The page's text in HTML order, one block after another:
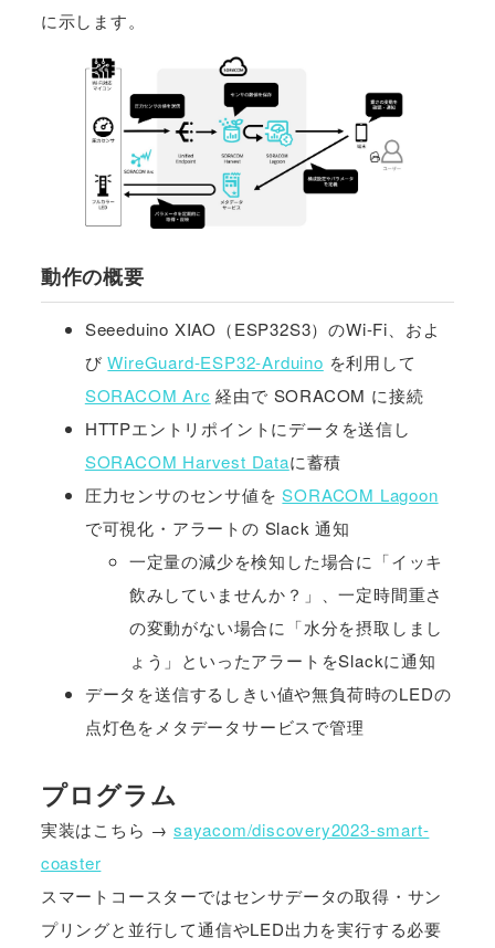
に示します。
動作の概要
Seeeduino XIAO（ESP32S3）のWi-Fi、およ
びWireGuard-ESP32-Arduino を利用して
SORACOM Arc 経由で SORACOM に接続
HTTPエントリポイントにデータを送信し
SORACOM Harvest Dataに蓄積
圧力センサのセンサ値をSORACOM Lagoon
で可視化・アラートの Slack 通知
一定量の減少を検知した場合に「イッキ
飲みしていませんか？」、一定時間重さ
の変動がない場合に「水分を摂取しまし
ょう」といったアラートをSlackに通知
データを送信するしきい値や無負荷時のLEDの
点灯色をメタデータサービスで管理
プログラム
実装はこちら → sayacom/discovery2023-smart-
coaster
スマートコースターではセンサデータの取得・サン
プリングと並行して通信やLED出力を実行する必要